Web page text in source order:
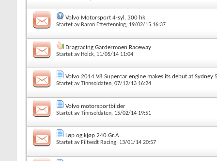
Volvo Motorsport 4-syl. 300 hk
Startet av Baron Ettertenning, 19/02/15 16:37
Dragracing Gardermoen Raceway
Startet av Holck, 11/05/14 11:04
Volvo 2014 V8 Supercar engine makes its debut at Sydney
Startet avTinnsoldaten, 07/12/13 16:24
Volvo motorsportbilder
Startet avTinnsoldaten, 15/02/14 19:51
Løp og kjøp 240 Gr.A
Startet av Filtvedt Racing, 13/01/14 20:57